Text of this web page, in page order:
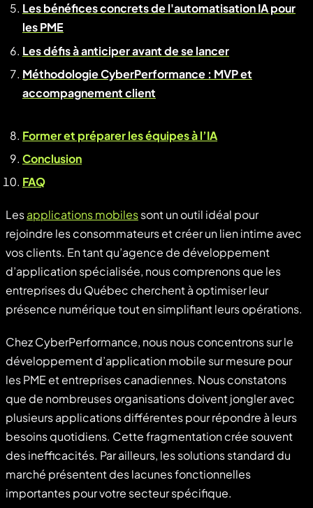
Les bénéfices concrets de l'automatisation IA pour
les PME
Les défis à anticiper avant de se lancer
Méthodologie CyberPerformance : MVP et
accompagnement client
Former et préparer les équipes à l’IA
Conclusion
FAQ
Lesapplications mobilessont un outil idéal pour
rejoindre les consommateurs et créer un lien intime avec
vos clients. En tant qu’agence de développement
d’application spécialisée, nous comprenons que les
entreprises du Québec cherchent à optimiser leur
présence numérique tout en simplifiant leurs opérations.
Chez CyberPerformance, nous nous concentrons sur le
développement d’application mobile sur mesure pour
les PME et entreprises canadiennes. Nous constatons
que de nombreuses organisations doivent jongler avec
plusieurs applications différentes pour répondre à leurs
besoins quotidiens. Cette fragmentation crée souvent
des inefficacités. Par ailleurs, les solutions standard du
marché présentent des lacunes fonctionnelles
importantes pour votre secteur spécifique.